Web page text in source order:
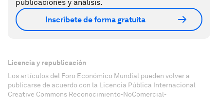
publicaciones y análisis.
Inscríbete de forma gratuita
Licencia y republicación
Los artículos del Foro Económico Mundial pueden volver a
publicarse de acuerdo con la Licencia Pública Internacional
Creative Commons Reconocimiento-NoComercial-